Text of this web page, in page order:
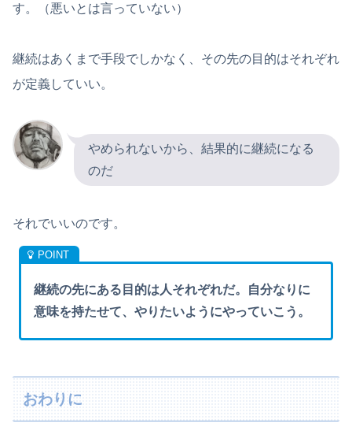
す。（悪いとは言っていない）
継続はあくまで手段でしかなく、その先の目的はそれぞれ
が定義していい。
やめられないから、結果的に継続になる
のだ
それでいいのです。
継続の先にある目的は人それぞれだ。自分なりに
意味を持たせて、やりたいようにやっていこう。
おわりに